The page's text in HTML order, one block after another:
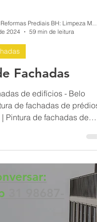
2024
Fachadas
de edifícios - Belo
de fachadas de prédios
Pintura de fachadas de